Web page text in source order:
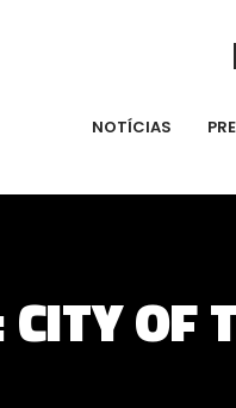
NOTÍCIAS
OF